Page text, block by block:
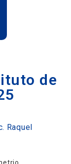
de
Raquel